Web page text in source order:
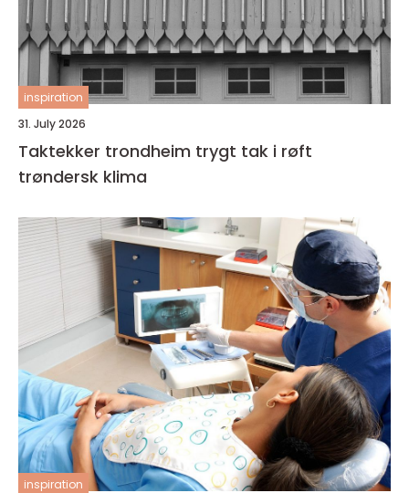
inspiration
31. July 2026
Taktekker trondheim trygt tak i røft
trøndersk klima
inspiration